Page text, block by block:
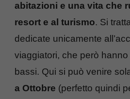
abitazioni e una vita che
resort e al turismo. Si
dedicate unicamente
viaggiatori, che però
bassi. Qui si può venire
a Ottobre (perfetto quindi